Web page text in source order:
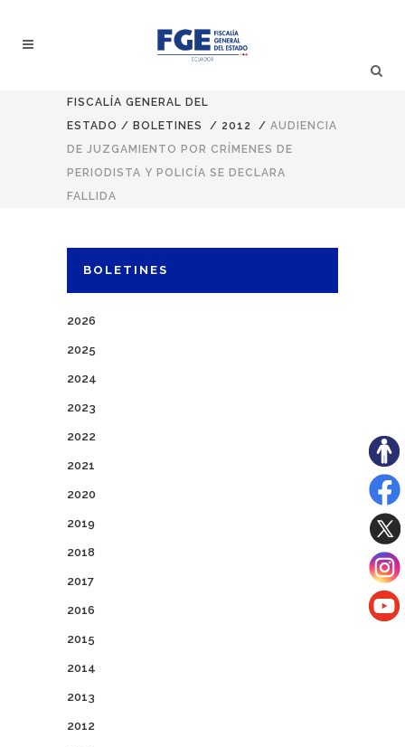
FISCALÍA GENERAL DEL
ESTADO / BOLETINES / 2012 / AUDIENCIA
DE JUZGAMIENTO POR CRÍMENES DE
PERIODISTA Y POLICÍA SE DECLARA
FALLIDA
BOLETINES
2026
2025
2024
2023
2022
2021
2020
2019
2018
2017
2016
2015
2014
2013
2012